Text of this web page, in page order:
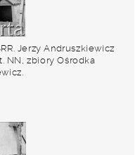
Jerzy Andruszkiewicz
NN, zbiory Ośrodka